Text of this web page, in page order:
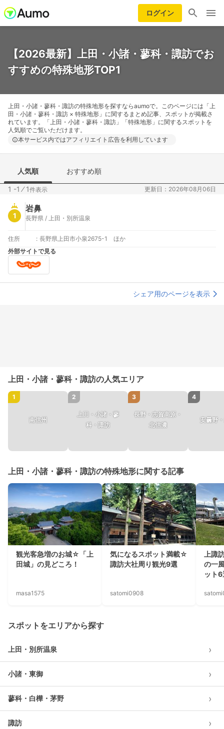
ログイン
【2026最新】上田・小諸・蓼科・諏訪でお
すすめの特殊地形TOP1
上田・小諸・蓼科・諏訪の特殊地形を探すならaumoで。このページには「上
田・小諸・蓼科・諏訪 × 特殊地形」に関するまとめ記事、スポットが掲載さ
れています。「上田・小諸・蓼科・諏訪」「特殊地形」に関するスポットを
人気順でご覧いただけます。
本サービス内ではアフィリエイト広告を利用しています
人気順 おすすめ順
1 -1 ⁄1件表示 更新日：2026年08月06日
1
岩鼻
長野県 / 上田・別所温泉
住所 : 長野県上田市小泉2675-1 ほか
外部サイトで見る
シェア用のページを表示
上田・小諸・蓼科・諏訪の人気エリア
1
南信州
2
上田・小諸・蓼
科・諏訪
3
長野・志賀高原・
北信濃
4
安曇野
上田・小諸・蓼科・諏訪の特殊地形に関する記事
観光客急増のお城☆「上
田城」の見どころ！
masa1575
気になるスポット満載☆
諏訪大社周り観光9選
satomi0908
上諏
の一
ット
スポットをエリアから探す
上田・別所温泉 ›
小諸・東御 ›
蓼科・白樺・茅野 ›
諏訪 ›